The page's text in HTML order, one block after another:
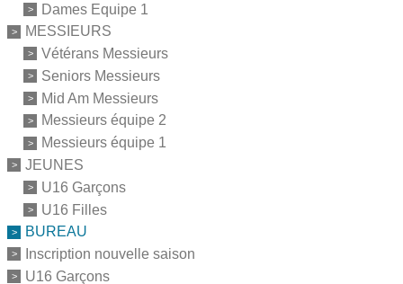
Dames Equipe 1
MESSIEURS
Vétérans Messieurs
Seniors Messieurs
Mid Am Messieurs
Messieurs équipe 2
Messieurs équipe 1
JEUNES
U16 Garçons
U16 Filles
BUREAU
Inscription nouvelle saison
U16 Garçons